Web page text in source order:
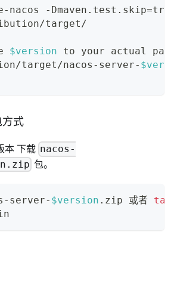
nacos -Dmaven.test.skip=
target/
$version to your actual
target/nacos-server-
式
本下载 nacos-
包。
server- $version .zip 或者 tar